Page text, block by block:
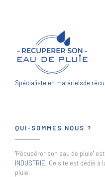
Spécialiste en matérielsde
QUI-SOMMES NOUS ?
"Récupérer son eau de pluie"
INDUSTRIE . Ce site est dédié à
pluie.